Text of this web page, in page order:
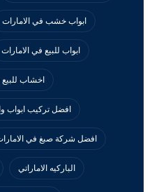
ابواب خشب في الامارات
ابواب للبيع في الامارات
اخشاب
افضل تركيب ابواب
افضل شركة صبغ في
الباركيه الاماراتي